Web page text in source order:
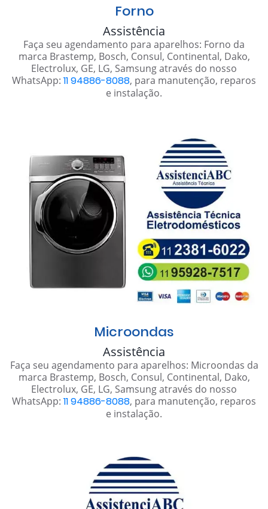
Forno
Assistência
Faça seu agendamento para aparelhos: Forno da
marca Brastemp, Bosch, Consul, Continental, Dako,
Electrolux, GE, LG, Samsung através do nosso
WhatsApp: 11 94886-8088, para manutenção, reparos
e instalação.
Microondas
Assistência
Faça seu agendamento para aparelhos: Microondas da
marca Brastemp, Bosch, Consul, Continental, Dako,
Electrolux, GE, LG, Samsung através do nosso
WhatsApp: 11 94886-8088, para manutenção, reparos
e instalação.